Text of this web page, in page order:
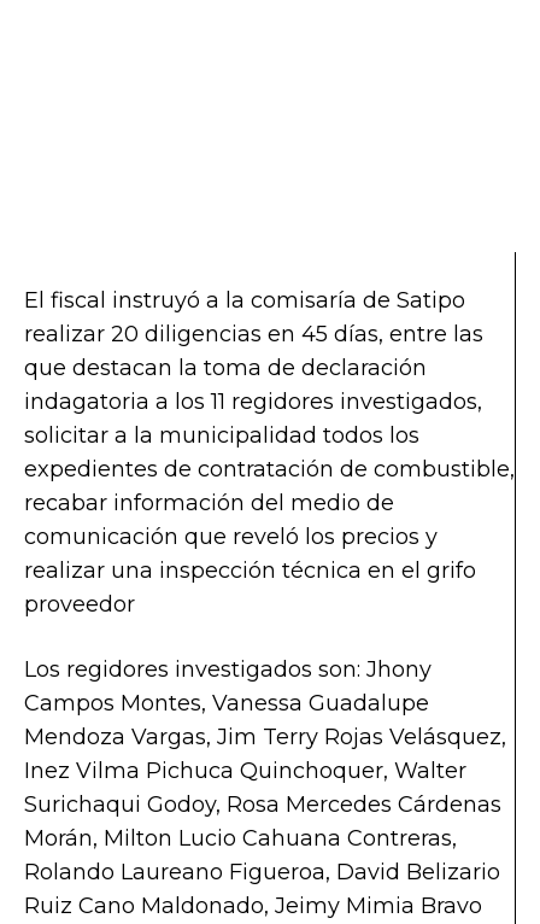
El fiscal instruyó a la comisaría de Satipo
realizar 20 diligencias en 45 días, entre las
que destacan la toma de declaración
indagatoria a los 11 regidores investigados,
solicitar a la municipalidad todos los
expedientes de contratación de combustible,
recabar información del medio de
comunicación que reveló los precios y
realizar una inspección técnica en el grifo
proveedor
Los regidores investigados son: Jhony
Campos Montes, Vanessa Guadalupe
Mendoza Vargas, Jim Terry Rojas Velásquez,
Inez Vilma Pichuca Quinchoquer, Walter
Surichaqui Godoy, Rosa Mercedes Cárdenas
Morán, Milton Lucio Cahuana Contreras,
Rolando Laureano Figueroa, David Belizario
Ruiz Cano Maldonado, Jeimy Mimia Bravo